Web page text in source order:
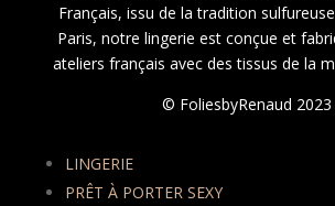
Français, issu de la tradition
Paris, notre lingerie est conçue et
ateliers français avec des tissus de la
© FoliesbyRenaud 2023
LINGERIE
PRÊT À PORTER SEXY